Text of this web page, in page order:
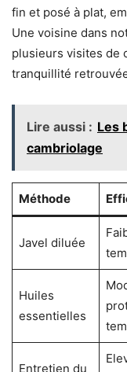
fin et posé à plat,
Une voisine dans
plusieurs visites de
tranquillité
Lire aussi : Les
cambriolage
Méthode
Javel diluée
Huiles
essentielles
Entretien du